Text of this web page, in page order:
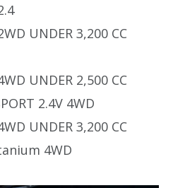
UNDER 3,200 CC
UNDER 2,500 CC
2.4V 4WD
UNDER 3,200 CC
4WD